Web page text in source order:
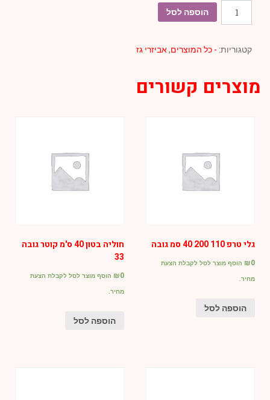
כמות
של
פליז
פנימית
הוספה לסל
קטגוריות: - כל המוצרים,אביזרי גז
מוצרים קשורים
גלי טרפ 110 200 40 סמ גובה
₪0
הוסף מוצר לסל לקבלת הצעת
מחיר.
הוספה לסל
חוליה בטון 40 ס'מ קוטר גובה
33
₪0
הוסף מוצר לסל לקבלת הצעת
מחיר.
הוספה לסל